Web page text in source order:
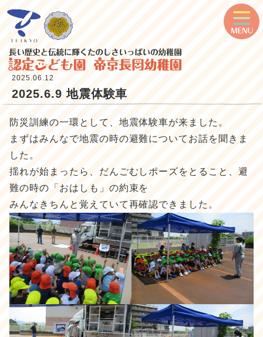
2025.06.12
2025.6.9 地震体験車
防災訓練の一環として、地震体験車が来ました。
まずはみんなで地震の時の避難についてお話を聞きま
した。
揺れが始まったら、だんごむしポーズをとること、避
難の時の「おはしも」の約束を
みんなきちんと覚えていて再確認できました。